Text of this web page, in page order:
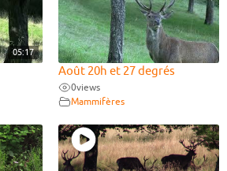
05:17
Août 20h et 27 degrés
0views
Mammifères